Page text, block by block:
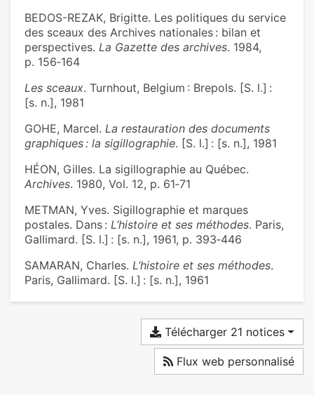
BEDOS-REZAK, Brigitte. Les politiques du service
des sceaux des Archives nationales : bilan et
perspectives. La Gazette des archives. 1984,
p. 156‑164
Les sceaux. Turnhout, Belgium : Brepols. [S. l.] :
[s. n.], 1981
GOHE, Marcel. La restauration des documents
graphiques : la sigillographie. [S. l.] : [s. n.], 1981
HÉON, Gilles. La sigillographie au Québec.
Archives. 1980, Vol. 12, p. 61‑71
METMAN, Yves. Sigillographie et marques
postales. Dans : L’histoire et ses méthodes. Paris,
Gallimard. [S. l.] : [s. n.], 1961, p. 393‑446
SAMARAN, Charles. L’histoire et ses méthodes.
Paris, Gallimard. [S. l.] : [s. n.], 1961
Télécharger 21 notices
Flux web personnalisé